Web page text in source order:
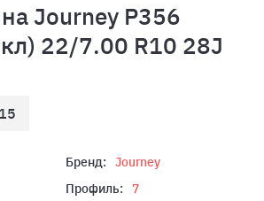
Journey P356
22/7.00 R10 28J
Бренд:
Journey
Профиль:
7